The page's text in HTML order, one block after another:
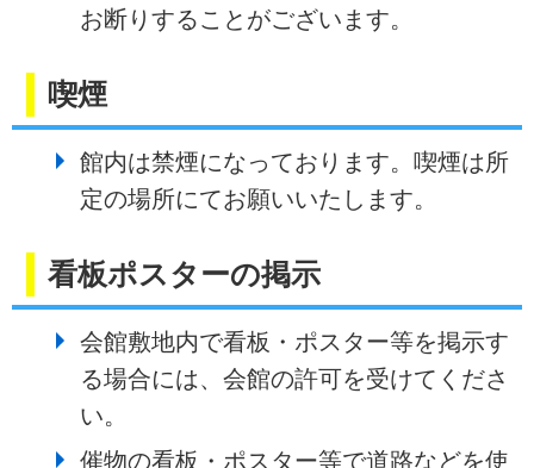
お断りすることがございます。
喫煙
館内は禁煙になっております。喫煙は所
定の場所にてお願いいたします。
看板ポスターの掲示
会館敷地内で看板・ポスター等を掲示す
る場合には、会館の許可を受けてくださ
い。
催物の看板・ポスター等で道路などを使